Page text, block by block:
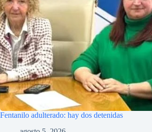
Fentanilo adulterado: hay dos detenidas